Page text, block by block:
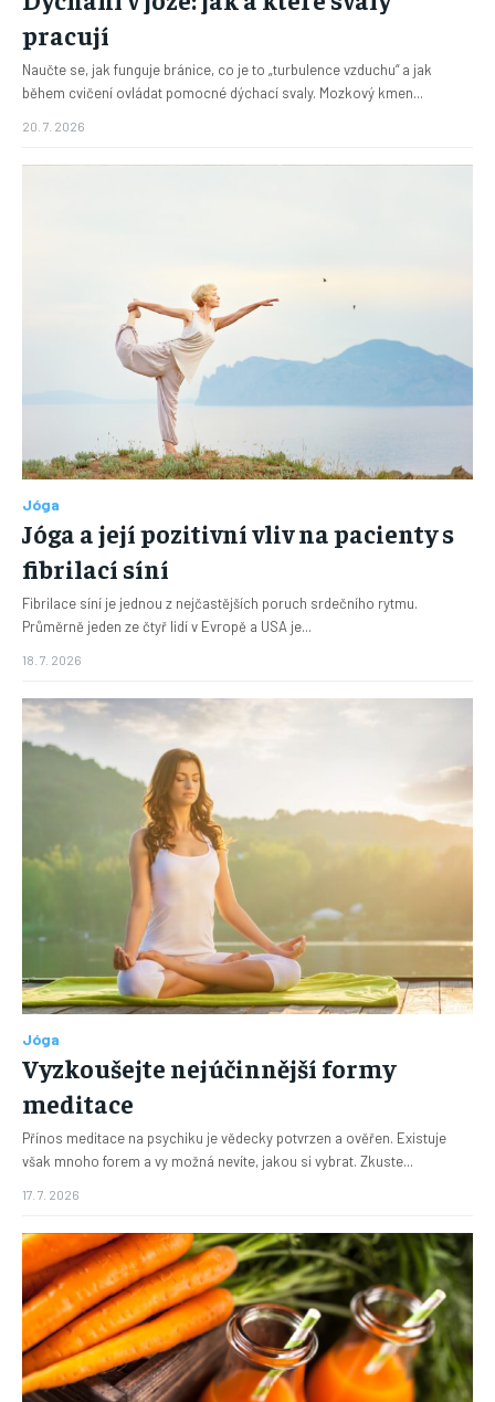
pracují
Naučte se, jak funguje bránice, co je to „turbulence vzduchu“ a jak
během cvičení ovládat pomocné dýchací svaly. Mozkový kmen...
20. 7. 2026
Jóga
Jóga a její pozitivní vliv na pacienty s
fibrilací síní
Fibrilace síní je jednou z nejčastějších poruch srdečního rytmu.
Průměrně jeden ze čtyř lidí v Evropě a USA je...
18. 7. 2026
Jóga
Vyzkoušejte nejúčinnější formy
meditace
Přínos meditace na psychiku je vědecky potvrzen a ověřen. Existuje
však mnoho forem a vy možná nevíte, jakou si vybrat. Zkuste...
17. 7. 2026